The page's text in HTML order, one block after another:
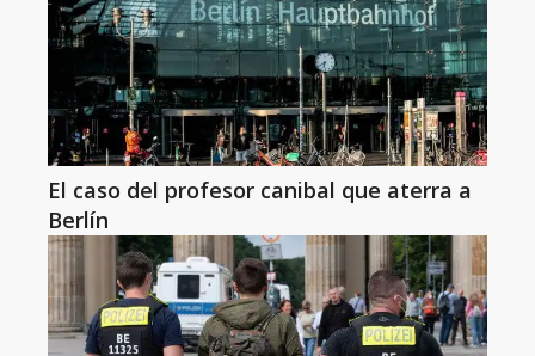
El caso del profesor canibal que aterra a
Berlín